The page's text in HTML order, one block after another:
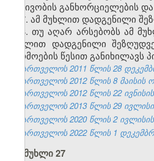
აქტივობის განხორციელების
7. ამ მუხლით დადგენილი
8. თუ აღარ არსებობს ამ
მუხლით დადგენილი
წარმოების წესით განიხილავს
საქართველოს 2011 წლის 28
საქართველოს 2012 წლის 8 მაისის
საქართველოს 2012 წლის 22
საქართველოს 2013 წლის 29
საქართველოს 2020 წლის 2
საქართველოს 2022 წლის 1
მუხლი 27